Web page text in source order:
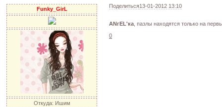
Поделиться13-01-2012 13:10
Funky_GirL
Откуда: Ишим
ANгEL'ка , пазлы находятся только на
0